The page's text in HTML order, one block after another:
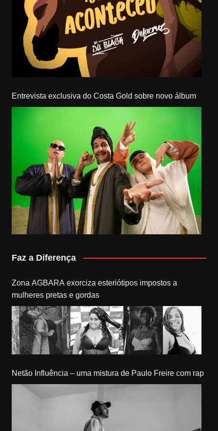
Entrevista exclusiva do Costa Gold sobre novo álbum
Faz a Diferença
Zona AGBARA exorciza esteriótipos impostos a
mulheres pretas e gordas
Netão Influência – uma mistura de Paulo Freire com rap